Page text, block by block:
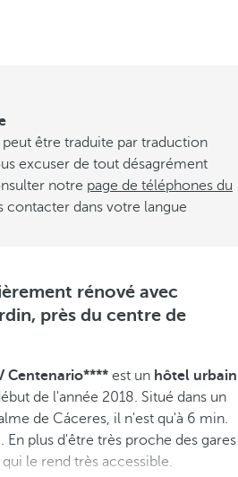
être traduite par traduction
excuser de tout désagrément
notre page de téléphones du
contacter dans votre langue
rénové avec
près du centre de
Centenario**** est un hôtel urbain
de l'année 2018. Situé dans un
de Cáceres, il n'est qu'à 6 min.
plus d'être très proche des gares
le rend très accessible.